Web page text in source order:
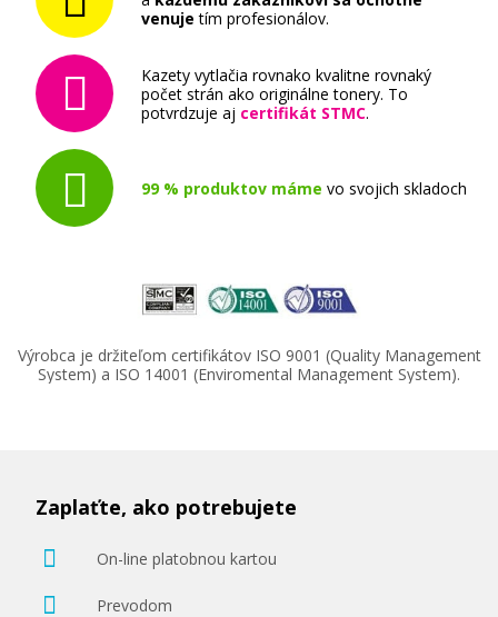
venuje tím profesionálov.
Kazety vytlačia rovnako kvalitne rovnaký
počet strán ako originálne tonery. To
potvrdzuje aj certifikát STMC.
99 % produktov máme vo svojich skladoch
Výrobca je držiteľom certifikátov ISO 9001 (Quality Management
System) a ISO 14001 (Enviromental Management System).
Zaplaťte, ako potrebujete
On-line platobnou kartou
Prevodom